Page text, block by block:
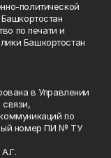
политической
по печати и
Башкортостан
в Управлении
по
номер ПИ № ТУ